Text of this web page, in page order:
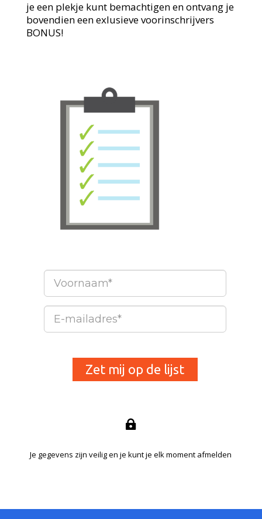
je een plekje kunt bemachtigen en ontvang je
bovendien een exlusieve voorinschrijvers
BONUS!
Voornaam
E-
mailadres
Zet mij op de lijst

Je gegevens zijn veilig en je kunt je elk moment afmelden